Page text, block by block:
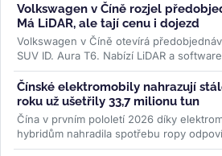
Volkswagen v Číně rozjel
Má LiDAR, ale tají cenu i dojezd
Volkswagen v Číně otevírá
SUV ID. Aura T6. Nabízí LiDAR a
Robotics, ale...>>
Čínské elektromobily nahrazují
roku už ušetřily 33,7 milionu tun
Čína v prvním pololetí 2026 díky
hybridům nahradila spotřebu ropy
denně....>>